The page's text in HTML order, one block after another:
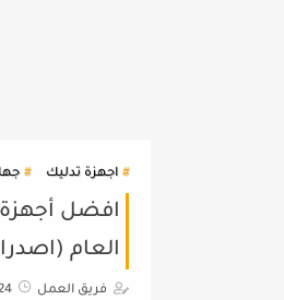
اجهزة تدليك
افضل أجهزة
العام
فريق العمل 24 أبريل